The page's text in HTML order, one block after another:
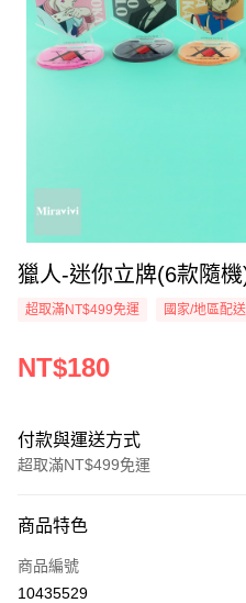
獵人-迷你立牌(6款隨機
超取滿NT$499免運 國家/地區配送
NT$180
付款與運送方式
超取滿NT$499免運
信用卡一次付款
超商取貨付款
商品特色
商品編號
10435529